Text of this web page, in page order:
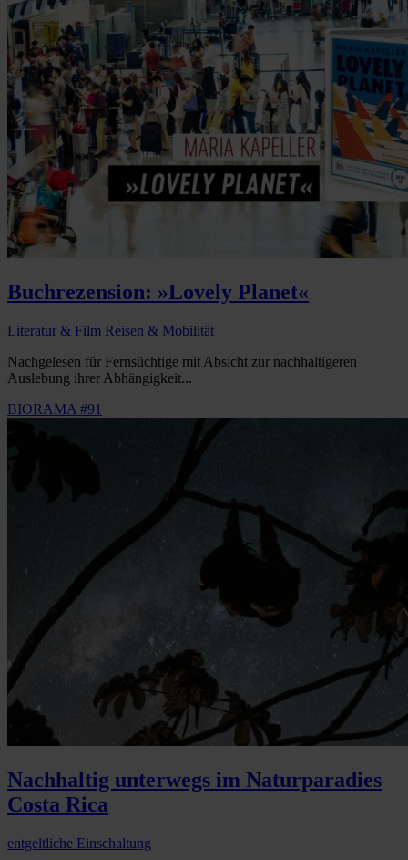
Buchrezension: »Lovely Planet«
Literatur & Film Reisen & Mobilität
Nachgelesen für Fernsüchtige mit Absicht zur nachhaltigeren
Auslebung ihrer Abhängigkeit...
BIORAMA #91
Nachhaltig unterwegs im Naturparadies
Costa Rica
entgeltliche Einschaltung